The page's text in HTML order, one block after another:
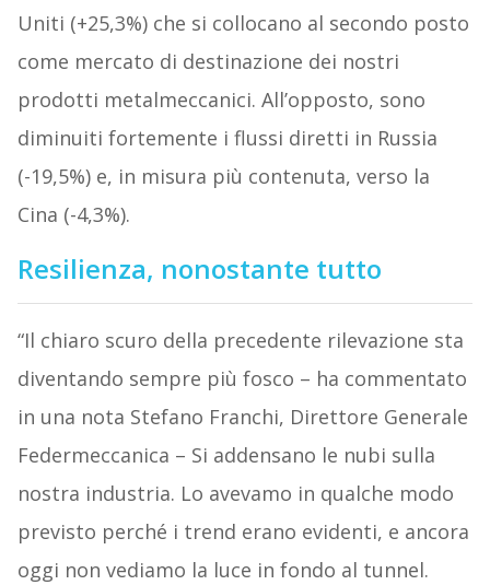
Uniti (+25,3%) che si collocano al secondo posto
come mercato di destinazione dei nostri
prodotti metalmeccanici. All’opposto, sono
diminuiti fortemente i flussi diretti in Russia
(-19,5%) e, in misura più contenuta, verso la
Cina (-4,3%).
Resilienza, nonostante tutto
“Il chiaro scuro della precedente rilevazione sta
diventando sempre più fosco – ha commentato
in una nota Stefano Franchi, Direttore Generale
Federmeccanica – Si addensano le nubi sulla
nostra industria. Lo avevamo in qualche modo
previsto perché i trend erano evidenti, e ancora
oggi non vediamo la luce in fondo al tunnel.